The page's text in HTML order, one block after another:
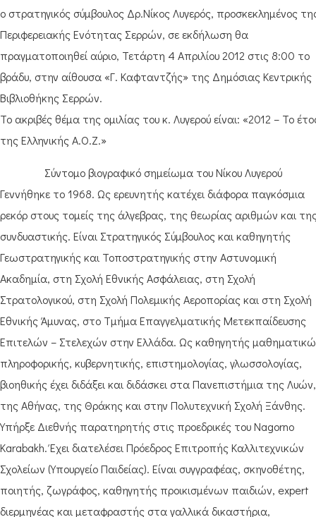
ο στρατηγικός σύμβουλος Δρ.Νίκος Λυγερός, προσκεκλημένος
Περιφερειακής Ενότητας Σερρών, σε εκδήλωση θα
πραγματοποιηθεί αύριο, Τετάρτη 4 Απριλίου 2012 στις 8:00 το
βράδυ, στην αίθουσα «Γ. Καφταντζής» της Δημόσιας Κεντρικής
Βιβλιοθήκης Σερρών.
Το ακριβές θέμα της ομιλίας του κ. Λυγερού είναι: «2012 – Το
της Ελληνικής Α.Ο.Ζ.»
Σύντομο βιογραφικό σημείωμα του Νίκου Λυγερού
Γεννήθηκε το 1968. Ως ερευνητής κατέχει διάφορα παγκόσμια
ρεκόρ στους τομείς της άλγεβρας, της θεωρίας αριθμών και
συνδυαστικής. Είναι Στρατηγικός Σύμβουλος και καθηγητής
Γεωστρατηγικής και Τοποστρατηγικής στην Αστυνομική
Ακαδημία, στη Σχολή Εθνικής Ασφάλειας, στη Σχολή
Στρατολογικού, στη Σχολή Πολεμικής Αεροπορίας και στη Σχολή
Εθνικής Άμυνας, στο Τμήμα Επαγγελματικής Μετεκπαίδευσης
Επιτελών – Στελεχών στην Ελλάδα. Ως καθηγητής
πληροφορικής, κυβερνητικής, επιστημολογίας, γλωσσολογίας,
βιοηθικής έχει διδάξει και διδάσκει στα Πανεπιστήμια της Λυών,
της Αθήνας, της Θράκης και στην Πολυτεχνική Σχολή Ξάνθης.
Υπήρξε Διεθνής παρατηρητής στις προεδρικές του Nagorno
Karabakh. Έχει διατελέσει Πρόεδρος Επιτροπής Καλλιτεχνικών
Σχολείων (Υπουργείο Παιδείας). Είναι συγγραφέας, σκηνοθέτης,
ποιητής, ζωγράφος, καθηγητής προικισμένων παιδιών, expert
διερμηνέας και μεταφραστής στα γαλλικά δικαστήρια,